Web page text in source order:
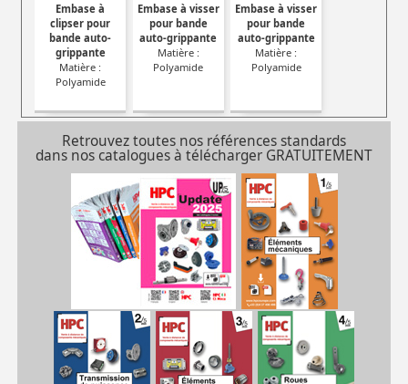
Embase à
clipser pour
bande auto-
grippante
Matière :
Polyamide
Embase à visser
pour bande
auto-grippante
Matière :
Polyamide
Embase à visser
pour bande
auto-grippante
Matière :
Polyamide
Retrouvez toutes nos références standards
dans nos catalogues à télécharger GRATUITEMENT